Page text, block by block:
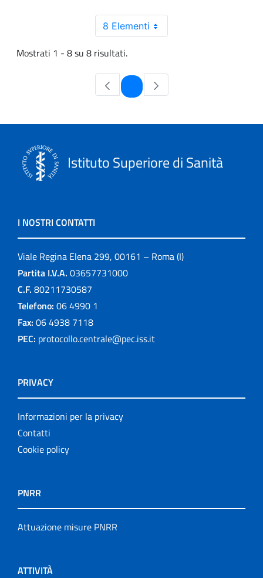
8 Elementi
Mostrati 1 - 8 su 8 risultati.
Pagina
Istituto Superiore di Sanità
I NOSTRI CONTATTI
Viale Regina Elena 299, 00161 – Roma (I)
Partita I.V.A. 03657731000
C.F. 80211730587
Telefono: 06 4990 1
Fax: 06 4938 7118
PEC: protocollo.centrale@pec.iss.it
PRIVACY
Informazioni per la privacy
Contatti
Cookie policy
PNRR
Attuazione misure PNRR
ATTIVITÀ